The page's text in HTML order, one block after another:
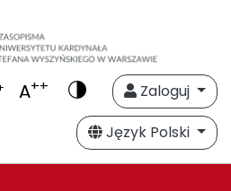
A++
Zaloguj
Język Polski